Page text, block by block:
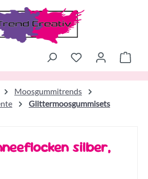
Moosgummitrends
Glittermoosgummisets
silber,